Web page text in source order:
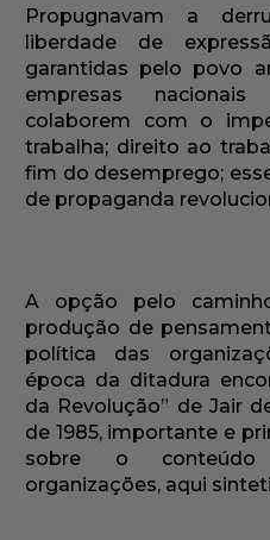
Propugnavam a
liberdade de
garantidas pelo povo
empresas
colaborem com o
trabalha; direito ao
fim do desemprego;
de propaganda
A opção pelo
produção de
política das
época da ditadura
da Revolução” de Jair
de 1985, importante e
sobre o conteúdo
organizações, aqui